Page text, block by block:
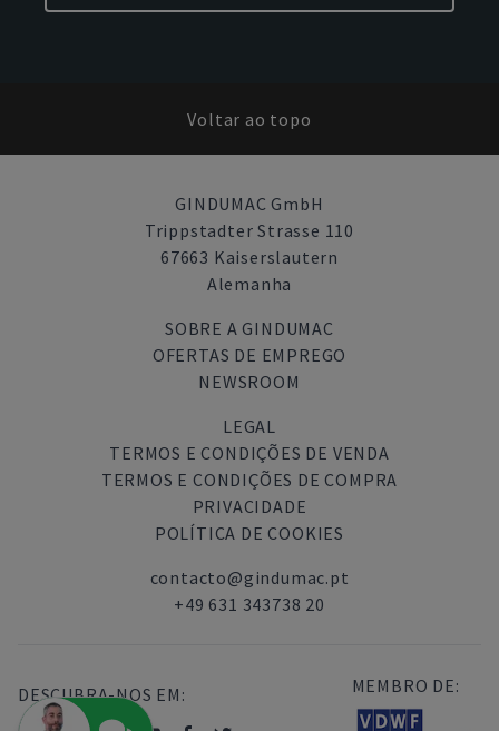
Voltar ao topo
GINDUMAC GmbH
Trippstadter Strasse 110
67663 Kaiserslautern
Alemanha
SOBRE A GINDUMAC
OFERTAS DE EMPREGO
NEWSROOM
LEGAL
TERMOS E CONDIÇÕES DE VENDA
TERMOS E CONDIÇÕES DE COMPRA
PRIVACIDADE
POLÍTICA DE COOKIES
contacto@gindumac.pt
+49 631 343738 20
DESCUBRA-NOS EM: MEMBRO DE: